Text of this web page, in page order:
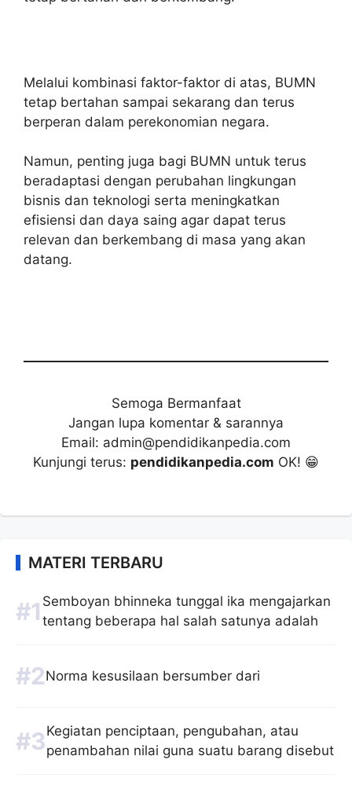
Melalui kombinasi faktor-faktor di atas, BUMN
tetap bertahan sampai sekarang dan terus
berperan dalam perekonomian negara.
Namun, penting juga bagi BUMN untuk terus
beradaptasi dengan perubahan lingkungan
bisnis dan teknologi serta meningkatkan
efisiensi dan daya saing agar dapat terus
relevan dan berkembang di masa yang akan
datang.
Semoga Bermanfaat
Jangan lupa komentar & sarannya
Email: admin@pendidikanpedia.com
Kunjungi terus: pendidikanpedia.com OK! 😁
MATERI TERBARU
Semboyan bhinneka tunggal ika mengajarkan
tentang beberapa hal salah satunya adalah
Norma kesusilaan bersumber dari
Kegiatan penciptaan, pengubahan, atau
penambahan nilai guna suatu barang disebut